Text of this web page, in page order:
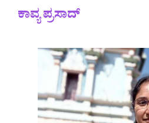
ಕಾವ್ಯ ಪ್ರಸಾದ್